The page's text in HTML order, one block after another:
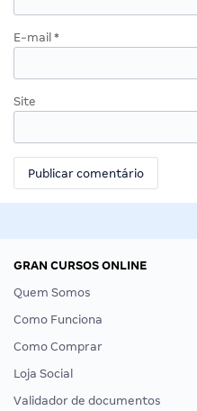
E-mail *
Site
GRAN CURSOS ONLINE
Quem Somos
Como Funciona
Como Comprar
Loja Social
Validador de documentos